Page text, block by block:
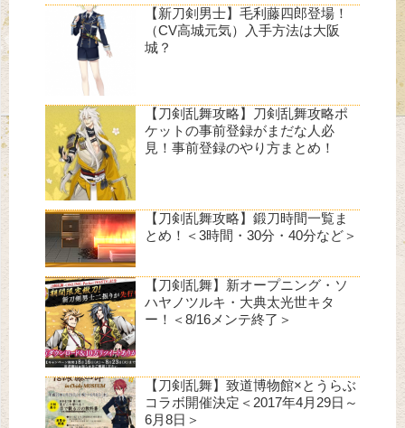
【新刀剣男士】毛利藤四郎登場！
（CV高城元気）入手方法は大阪
城？
【刀剣乱舞攻略】刀剣乱舞攻略ポ
ケットの事前登録がまだな人必
見！事前登録のやり方まとめ！
【刀剣乱舞攻略】鍛刀時間一覧ま
とめ！＜3時間・30分・40分など＞
【刀剣乱舞】新オープニング・ソ
ハヤノツルキ・大典太光世キタ
ー！＜8/16メンテ終了＞
【刀剣乱舞】致道博物館×とうらぶ
コラボ開催決定＜2017年4月29日～
6月8日＞